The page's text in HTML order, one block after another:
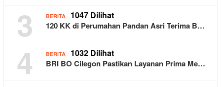
3 BERITA 1047 Dilihat
120 KK di Perumahan Pandan Asri Terima B…
4 BERITA 1032 Dilihat
BRI BO Cilegon Pastikan Layanan Prima Me…